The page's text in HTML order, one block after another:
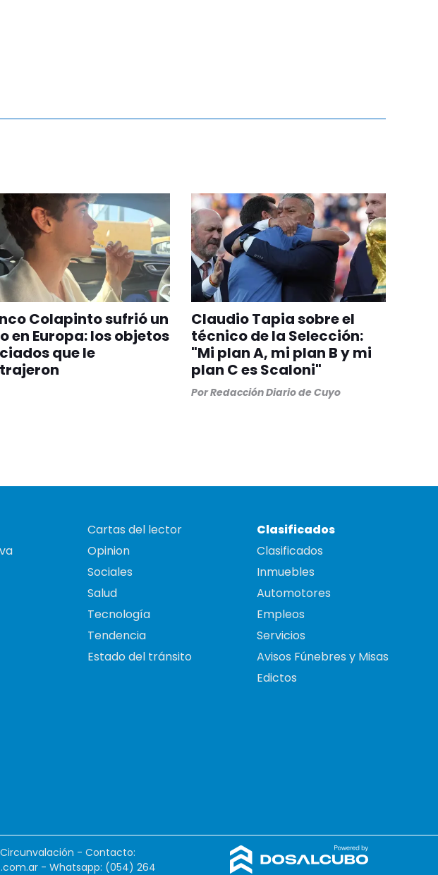
Colapinto sufrió un
en Europa: los objetos
que le
Claudio Tapia sobre el
técnico de la Selección:
"Mi plan A, mi plan B y mi
plan C es Scaloni"
PorRedacción Diario de Cuyo
Cartas del lector
Opinion
Sociales
Salud
Tecnología
Tendencia
Estado del tránsito
Clasificados
Clasificados
Inmuebles
Automotores
Empleos
Servicios
Avisos Fúnebres y Misas
Edictos
Circunvalación - Contacto:
- Whatsapp: (054) 264